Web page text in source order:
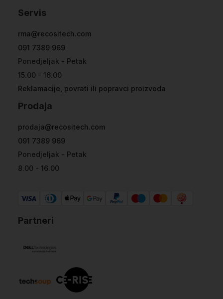
Servis
rma@recositech.com
091 7389 969
Ponedjeljak - Petak
15.00 - 16.00
Reklamacije, povrati ili popravci proizvoda
Prodaja
prodaja@recositech.com
091 7389 969
Ponedjeljak - Petak
8.00 - 16.00
Partneri